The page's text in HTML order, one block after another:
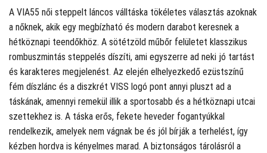
A VIA55 női steppelt láncos válltáska tökéletes választás azoknak
a nőknek, akik egy megbízható és modern darabot keresnek a
hétköznapi teendőkhöz. A sötétzöld műbőr felületet klasszikus
rombuszmintás steppelés díszíti, ami egyszerre ad neki jó tartást
és karakteres megjelenést. Az elején elhelyezkedő ezüstszínű
fém díszlánc és a diszkrét VISS logó pont annyi pluszt ad a
táskának, amennyi remekül illik a sportosabb és a hétköznapi utcai
szettekhez is. A táska erős, fekete heveder fogantyúkkal
rendelkezik, amelyek nem vágnak be és jól bírják a terhelést, így
kézben hordva is kényelmes marad. A biztonságos tárolásról a